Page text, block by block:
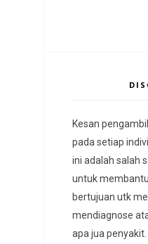
Kesan
pada setiap
ini adalah salah
untuk
bertujuan utk
mendiagnose
apa jua